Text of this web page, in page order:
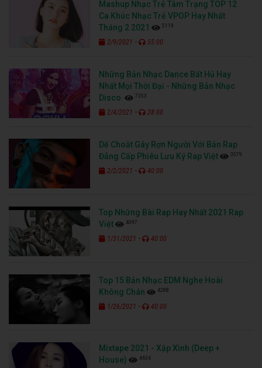
Mashup Nhạc Trẻ Tâm Trạng TOP 12
Ca Khúc Nhạc Trẻ VPOP Hay Nhất
Tháng 2 2021
5119
2/9/2021 - 55:00
Những Bản Nhạc Dance Bất Hủ Hay
Nhất Mọi Thời Đại - Những Bản Nhạc
Disco
7353
2/4/2021 - 28:00
Dế Choắt Gây Rợn Người Với Bản Rap
Đẳng Cấp Phiêu Lưu Ký Rap Việt
3579
2/2/2021 - 40:00
Top Những Bài Rap Hay Nhất 2021 Rap
Việt
4097
1/31/2021 - 40:00
Top 15 Bản Nhạc EDM Nghe Hoài
Không Chán
4288
1/26/2021 - 40:00
Mixtape 2021 - Xập Xình (Deep +
House)
4634